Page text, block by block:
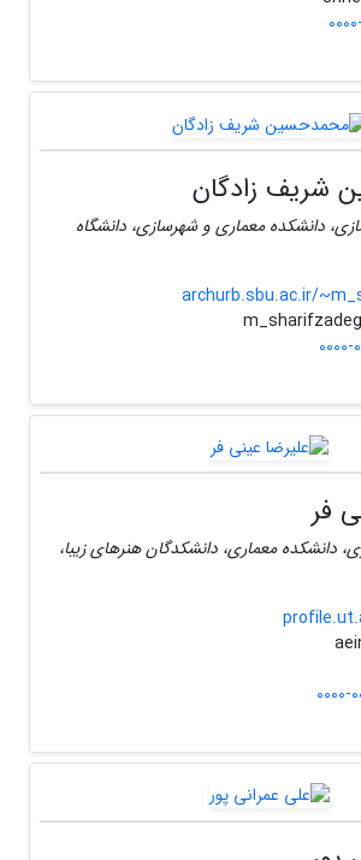
شریف زادگان
دانشکده معماری و شهرسازی، دانشگاه
archurb.sbu.ac.ir/
فر
دانشکده معماری، دانشکدگان هنرهای زیبا،